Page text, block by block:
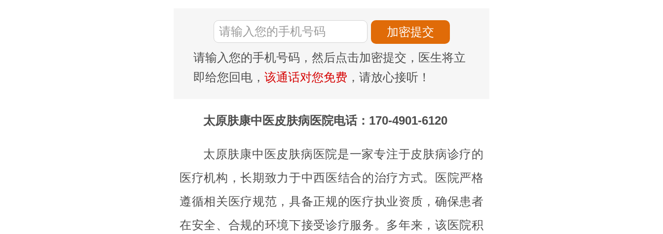
请输入您的手机号码，然后点击加密提交，医生将立
即给您回电， 该通话对您免费 ，请放心接听！
太原肤康中医皮肤病医院电话：170-4901-6120
太原肤康中医皮肤病医院是一家专注于皮肤病诊疗的
医疗机构，长期致力于中西医结合的治疗方式。医院严格
遵循相关医疗规范，具备正规的医疗执业资质，确保患者
在安全、合规的环境下接受诊疗服务。多年来，该医院积